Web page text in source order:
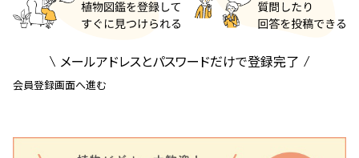
メールアドレスとパスワードだけで登録完了
会員登録画面へ進む